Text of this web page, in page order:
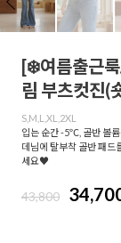
[❄️여름출근
림 부츠컷진(
S,M,L,XL,2XL
입는 순간 -5℃, 골반 볼륨
데님에 탈부착 골반 패드
세요♥
43,800